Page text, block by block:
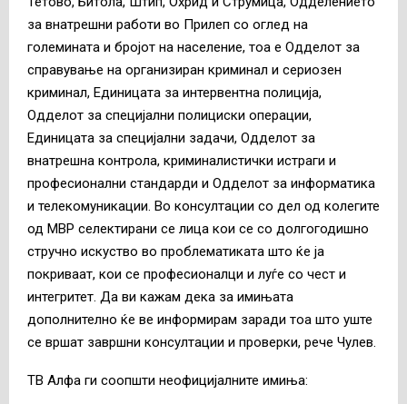
за внатрешни работи во Прилеп со оглед на
големината и бројот на население, тоа е Одделот за
справување на организиран криминал и сериозен
криминал, Единицата за интервентна полиција,
Одделот за специјални полициски операции,
Единицата за специјални задачи, Одделот за
внатрешна контрола, криминалистички истраги и
професионални стандарди и Одделот за информатика
и телекомуникации. Во консултации со дел од колегите
од МВР селектирани се лица кои се со долгогодишно
стручно искуство во проблематиката што ќе ја
покриваат, кои се професионалци и луѓе со чест и
интегритет. Да ви кажам дека за имињата
дополнително ќе ве информирам заради тоа што уште
се вршат завршни консултации и проверки, рече Чулев.
ТВ Алфа ги соопшти неофицијалните имиња: